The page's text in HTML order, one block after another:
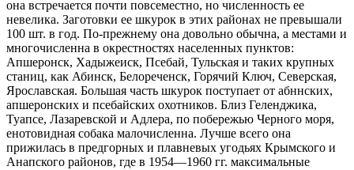
она встречается почти повсеместно, но численность ее
невелика. Заготовки ее шкурок в этих районах не превышали
100 шт. в год. По-прежнему она довольно обычна, а местами и
многочисленна в окрестностях населенных пунктов:
Апшеронск, Хадыжеиск, Псебай, Тульская и таких крупных
станиц, как Абинск, Белореченск, Горячий Ключ, Северская,
Ярославская. Большая часть шкурок поступает от абннских,
апшеронских и псебайских охотников. Близ Геленджика,
Туапсе, Лазаревской и Адлера, по побережью Черного моря,
енотовидная собака малочисленна. Лучше всего она
прижилась в предгорных и плавневых угодьях Крымского и
Анапского районов, где в 1954—1960 гг. максимальные